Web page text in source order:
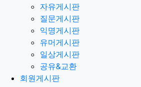
자유게시판
질문게시판
익명게시판
유머게시판
일상게시판
공유&교환
회원게시판